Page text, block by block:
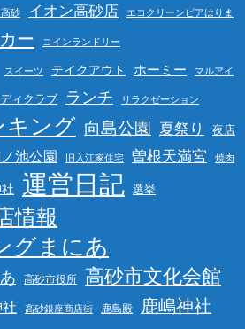
砂 イオン高砂店 エコクリーンピアはりま
ー コインランドリー
スイーツ テイクアウト ホーミー マルアイ
ィクラブ ランチ リラクゼーション
キング 向島公園 夏祭り 夜店
池公園 旧入江家住宅 曽根天満宮 焼肉
運営日記 選挙
情報
グまにあ
高砂市役所 高砂市文化会館
高砂銀座商店街 鹿島殿 鹿嶋神社